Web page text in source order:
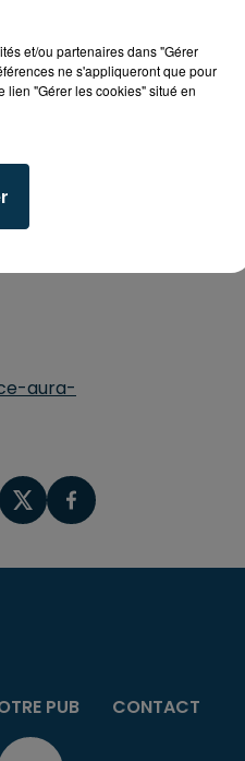
âges !
aura-
PUB CONTACT
et/ou partenaires dans "Gérer
ne s'appliqueront que pour
lien "Gérer les cookies" situé en